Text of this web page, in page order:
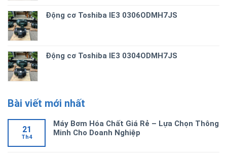
Động cơ Toshiba IE3 0306ODMH7JS
Động cơ Toshiba IE3 0304ODMH7JS
Bài viết mới nhất
21
Th4
Máy Bơm Hóa Chất Giá Rẻ – Lựa Chọn Thông
Minh Cho Doanh Nghiệp